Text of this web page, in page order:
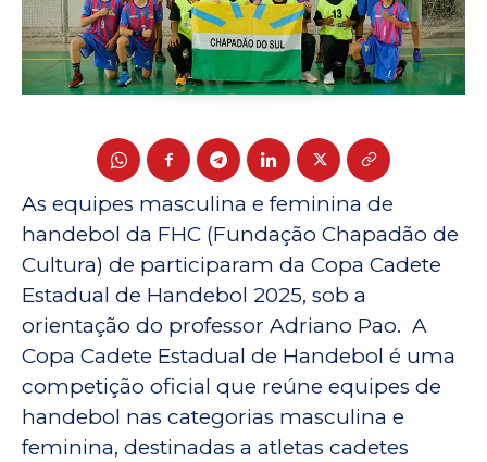
As equipes masculina e feminina de
handebol da FHC (Fundação Chapadão de
Cultura) de participaram da Copa Cadete
Estadual de Handebol 2025, sob a
orientação do professor Adriano Pao. A
Copa Cadete Estadual de Handebol é uma
competição oficial que reúne equipes de
handebol nas categorias masculina e
feminina, destinadas a atletas cadetes